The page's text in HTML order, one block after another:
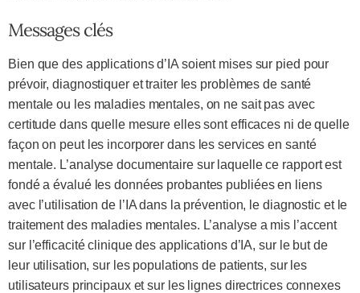
Messages clés
Bien que des applications d’IA soient mises sur pied pour
prévoir, diagnostiquer et traiter les problèmes de santé
mentale ou les maladies mentales, on ne sait pas avec
certitude dans quelle mesure elles sont efficaces ni de quelle
façon on peut les incorporer dans les services en santé
mentale. L’analyse documentaire sur laquelle ce rapport est
fondé a évalué les données probantes publiées en liens
avec l’utilisation de l’IA dans la prévention, le diagnostic et le
traitement des maladies mentales. L’analyse a mis l’accent
sur l’efficacité clinique des applications d’IA, sur le but de
leur utilisation, sur les populations de patients, sur les
utilisateurs principaux et sur les lignes directrices connexes